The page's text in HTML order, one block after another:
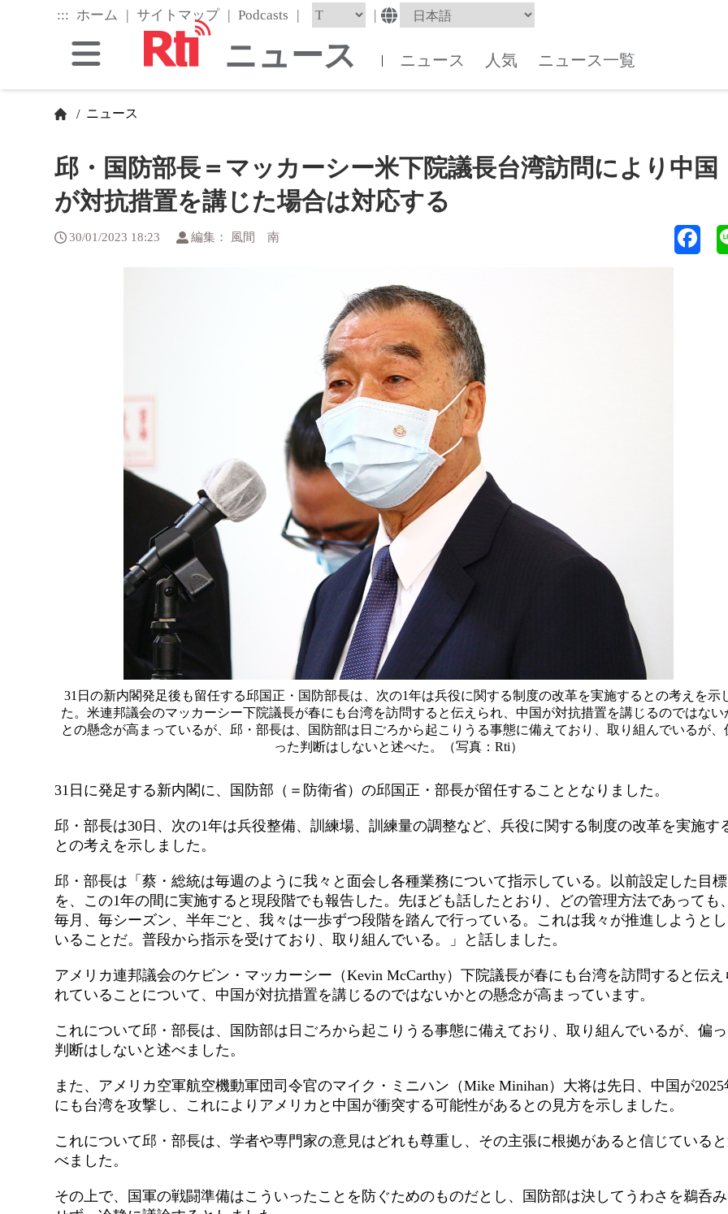
::: ホーム | サイトマップ | Podcasts | |
ニュース | ニュース 人気 ニュース一覧
/ ニュース
邱・国防部長＝マッカーシー米下院議長台湾訪問により中国
が対抗措置を講じた場合は対応する
30/01/2023 18:23 編集： 風間 南
31日の新内閣発足後も留任する邱国正・国防部長は、次の1年は兵役に関する制度の改革を実施するとの考えを示
た。米連邦議会のマッカーシー下院議長が春にも台湾を訪問すると伝えられ、中国が対抗措置を講じるのではない
との懸念が高まっているが、邱・部長は、国防部は日ごろから起こりうる事態に備えており、取り組んでいるが、
った判断はしないと述べた。（写真：Rti）
31日に発足する新内閣に、国防部（＝防衛省）の邱国正・部長が留任することとなりました。
邱・部長は30日、次の1年は兵役整備、訓練場、訓練量の調整など、兵役に関する制度の改革を実施す
との考えを示しました。
邱・部長は「蔡・総統は毎週のように我々と面会し各種業務について指示している。以前設定した目標
を、この1年の間に実施すると現段階でも報告した。先ほども話したとおり、どの管理方法であっても、
毎月、毎シーズン、半年ごと、我々は一歩ずつ段階を踏んで行っている。これは我々が推進しようと
いることだ。普段から指示を受けており、取り組んでいる。」と話しました。
アメリカ連邦議会のケビン・マッカーシー（Kevin McCarthy）下院議長が春にも台湾を訪問すると伝え
れていることについて、中国が対抗措置を講じるのではないかとの懸念が高まっています。
これについて邱・部長は、国防部は日ごろから起こりうる事態に備えており、取り組んでいるが、偏
判断はしないと述べました。
また、アメリカ空軍航空機動軍団司令官のマイク・ミニハン（Mike Minihan）大将は先日、中国が2025
にも台湾を攻撃し、これによりアメリカと中国が衝突する可能性があるとの見方を示しました。
これについて邱・部長は、学者や専門家の意見はどれも尊重し、その主張に根拠があると信じている
べました。
その上で、国軍の戦闘準備はこういったことを防ぐためのものだとし、国防部は決してうわさを鵜呑